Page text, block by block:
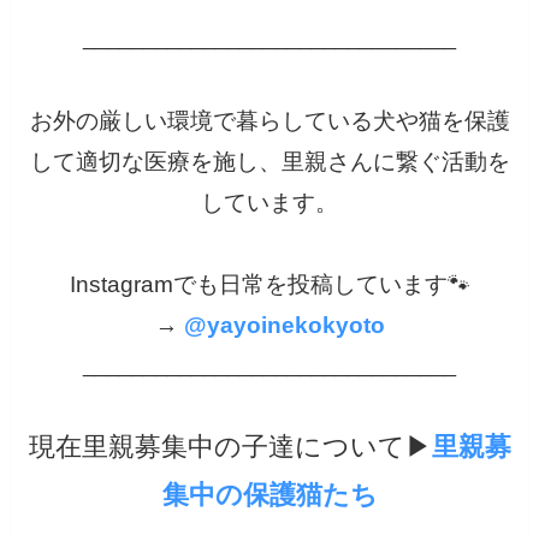
お外の厳しい環境で暮らしている犬や猫を保護
して適切な医療を施し、里親さんに繋ぐ活動を
しています。
Instagramでも日常を投稿しています🐾
→ @yayoinekokyoto
現在里親募集中の子達について▶︎里親募
集中の保護猫たち